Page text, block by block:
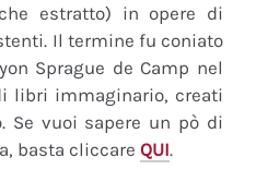
estratto) in opere di
Il termine fu coniato
Sprague de Camp nel
libri immaginario, creati
Se vuoi sapere un pò di
basta cliccare QUI.